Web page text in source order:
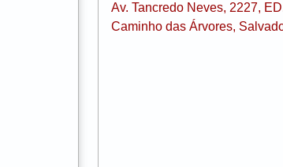
Av. Tancredo Neves, 2227,
Caminho das Árvores,